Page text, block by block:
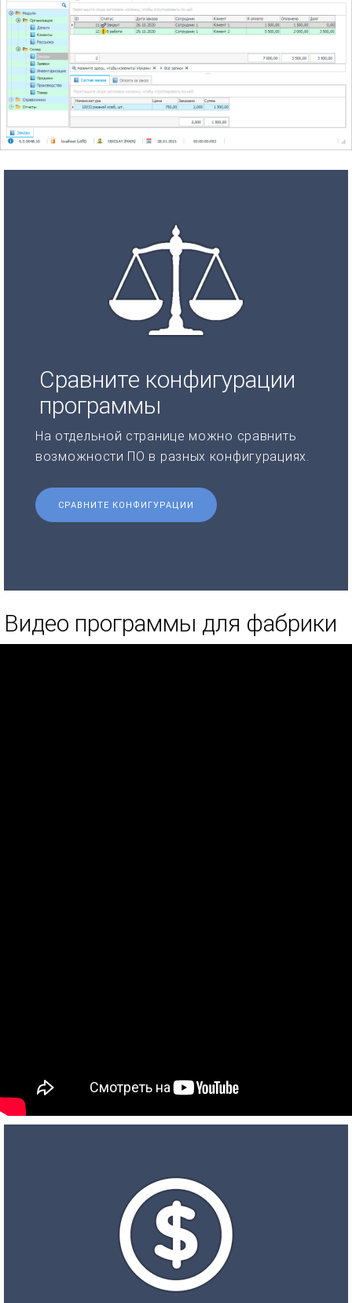
Сравните конфигурации
программы
На отдельной странице можно сравнить
возможности ПО в разных конфигурациях.
СРАВНИТЕ КОНФИГУРАЦИИ
Видео программы для фабрики